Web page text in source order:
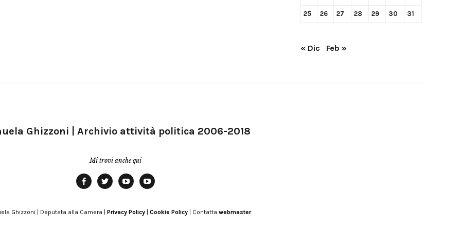
25 26 27 28 29 30 31
« Dic Feb »
Ghizzoni | Archivio attività politica 2006-2018
Mi trovi anche qui
Modena
Ghizzoni | Deputata alla Camera | Privacy Policy Cookie Policy | Contatta webmaster